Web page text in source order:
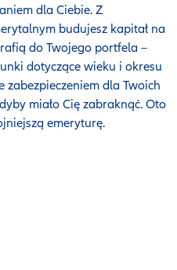
dla Ciebie. Z
budujesz kapitał na
do Twojego portfela –
dotyczące wieku i okresu
zabezpieczeniem dla Twoich
miało Cię zabraknąć. Oto
emeryturę.